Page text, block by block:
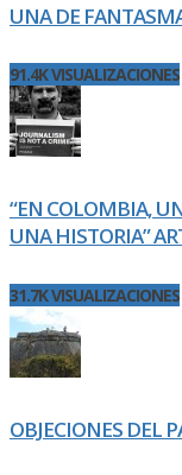
UNA DE
91.4K VISUALIZACIONES
“EN COLOMBIA,
UNA HISTORIA”
31.7K VISUALIZACIONES
OBJECIONES DEL